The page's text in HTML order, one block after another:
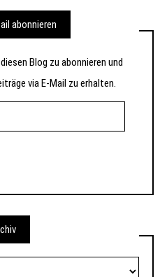
abonnieren
Blog zu abonnieren und
via E-Mail zu erhalten.